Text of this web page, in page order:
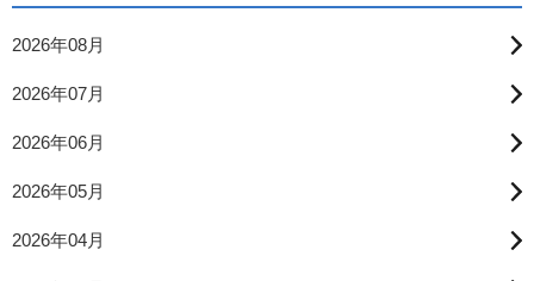
2026年08月
2026年07月
2026年06月
2026年05月
2026年04月